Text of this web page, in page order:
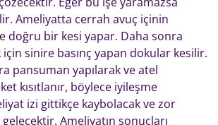
Ameliyatta cerrah avuç içinin
doğru bir kesi yapar. Daha sonra
için sinire basınç yapan dokular kesilir.
pansuman yapılarak ve atel
kısıtlanır, böylece iyileşme
izi gittikçe kaybolacak ve zor
Ameliyatın sonuçları